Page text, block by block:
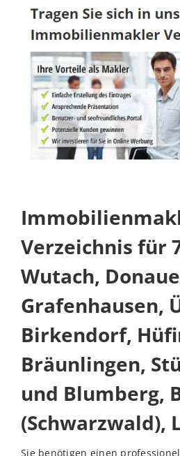
Verzeichnis für
Wutach,
Grafenhausen,
Birkendorf,
Bräunlingen,
und Blumberg,
(Schwarzwald),
Sie benötigen einen